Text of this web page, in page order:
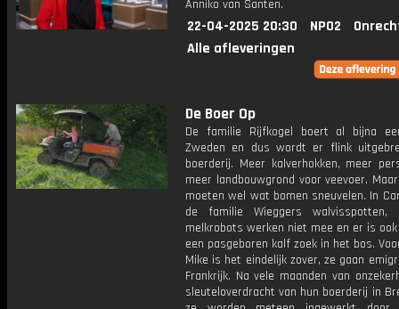
Anniko van Santen.
22-04-2025 20:30 NPO2
Alle afleveringen
De Boer Op
De familie Rijfkogel boert al bijna
Zweden en dus wordt er flink
boerderij. Meer kalverhokken, meer
meer landbouwgrond voor veevoer.
moeten wel wat bomen sneuvelen. In
de familie Wieggers walvisspotten,
melkrobots werken niet mee en er is
een pasgeboren kalf zoek in het bos.
Mike is het eindelijk zover, ze gaan
Frankrijk. Na vele maanden van
sleuteloverdracht van hun boerderij in